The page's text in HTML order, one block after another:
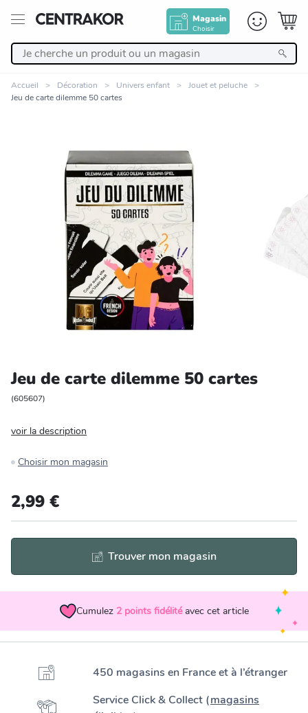
Magasin
Choisir
Décoration
Linge de maison
Meuble
Cuisine et art de la table
Salle de bain et beauté
Entretien et rangement
Animalerie
Bricolage et auto
Jardin et plein air
Accueil Décoration Univers enfant
Jouet et peluche
Jeu de carte dilemme 50 cartes
Zoomer sur l'image
Jeu de carte dilemme 50 cartes
(605607)
voir la description
Choisir mon magasin
2,99 €
Trouver mon magasin
Cumulez 2 points fidélité avec cet article
450 magasins en France et à l’étranger
Service Click & Collect (magasins